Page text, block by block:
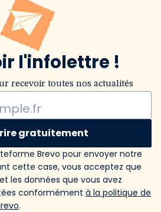
l'infolettre !
recevoir toutes nos actualités
gratuitement
Brevo pour envoyer notre
cette case, vous acceptez que
les données que vous avez
conformément à la politique de
.